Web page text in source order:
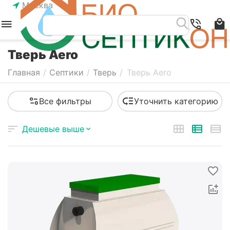
Москва
Тверь Aero
Главная / Септики / Тверь / Тверь Aero
Все фильтры Уточнить категорию
Дешевые выше